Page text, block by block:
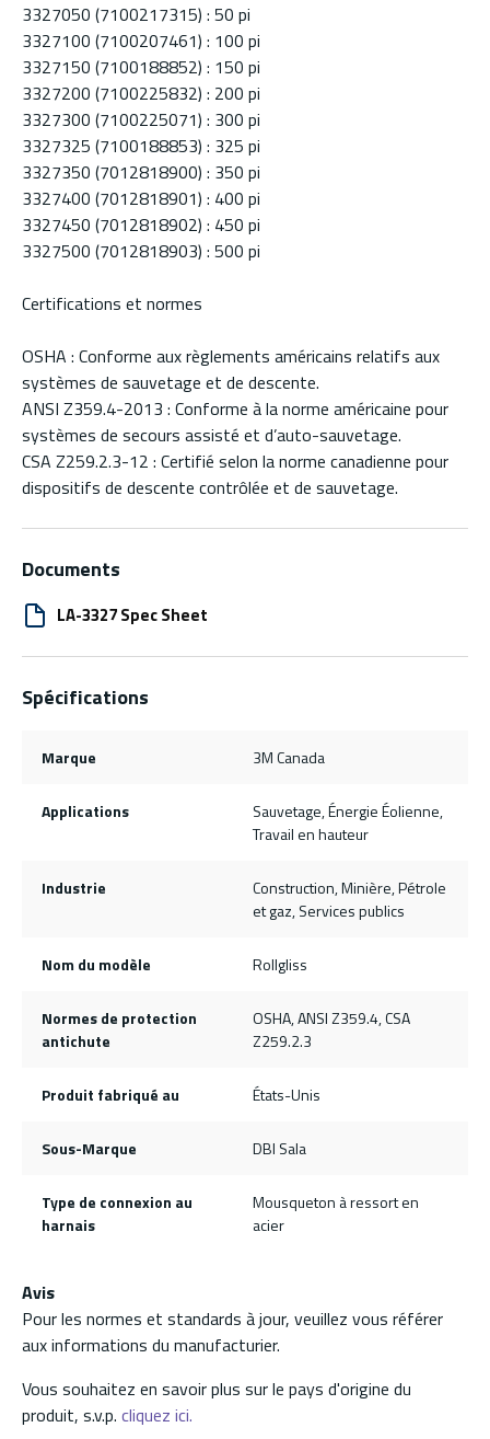
3327050 (7100217315) : 50 pi
3327100 (7100207461) : 100 pi
3327150 (7100188852) : 150 pi
3327200 (7100225832) : 200 pi
3327300 (7100225071) : 300 pi
3327325 (7100188853) : 325 pi
3327350 (7012818900) : 350 pi
3327400 (7012818901) : 400 pi
3327450 (7012818902) : 450 pi
3327500 (7012818903) : 500 pi
Certifications et normes
OSHA : Conforme aux règlements américains relatifs aux
systèmes de sauvetage et de descente.
ANSI Z359.4-2013 : Conforme à la norme américaine pour
systèmes de secours assisté et d’auto-sauvetage.
CSA Z259.2.3-12 : Certifié selon la norme canadienne pour
dispositifs de descente contrôlée et de sauvetage.
Documents
LA-3327 Spec Sheet
Spécifications
Marque 3M Canada
Applications
Sauvetage, Énergie Éolienne,
Travail en hauteur
Industrie
Construction, Minière, Pétrole
et gaz, Services publics
Nom du modèle Rollgliss
Normes de protection
antichute
OSHA, ANSI Z359.4, CSA
Z259.2.3
Produit fabriqué au États-Unis
Sous-Marque DBI Sala
Type de connexion au
harnais
Mousqueton à ressort en
acier
Avis
Pour les normes et standards à jour, veuillez vous référer
aux informations du manufacturier.
Vous souhaitez en savoir plus sur le pays d'origine du
produit, s.v.p. cliquez ici.